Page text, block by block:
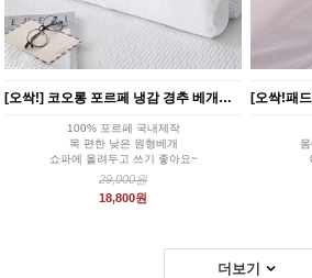
[오싹!] 코오롱 포르페 냉감 경추 베개커버 낮은 원형 목베개
100% 포르페 국내제작
목 편한 낮은 원형베개
쇼파에 올려두고 쓰기 좋아요~
29,000원
18,800원
더보기